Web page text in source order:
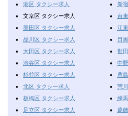
港区 タクシー求人
新
文京区 タクシー求人
台
墨田区 タクシー求人
江
品川区 タクシー求人
目
大田区 タクシー求人
世
渋谷区 タクシー求人
中
杉並区 タクシー求人
豊
北区 タクシー求人
荒
板橋区 タクシー求人
練
足立区 タクシー求人
葛